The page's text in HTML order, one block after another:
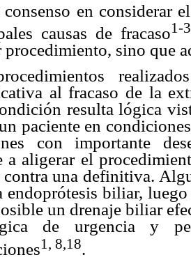
en considerar
causas de fracaso1-
sino que
al fracaso de la
resulta lógica
paciente en
con importante
a aligerar el
contra una definitiva.
endoprótesis biliar,
un drenaje biliar
de urgencia y
1, 8,18.